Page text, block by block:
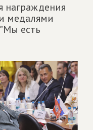
награждения
медалями
есть